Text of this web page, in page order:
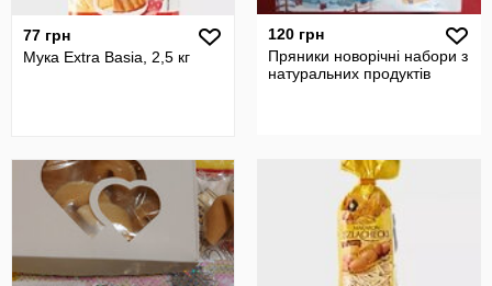
77 грн
Мука Extra Basia, 2,5 кг
120 грн
Пряники новорічні набори з
натуральних продуктів